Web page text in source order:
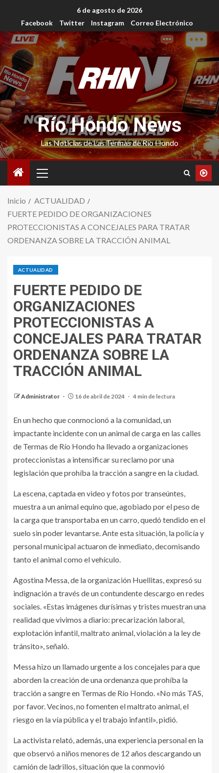
6 de agosto de 2026
Facebook
Twitter Instagram Correo Electrónico
Río Hondo News
Las Noticias de Las Termas de Río Hondo
Inicio
ACTUALIDAD
FUERTE PEDIDO DE ORGANIZACIONES
PROTECCIONISTAS A CONCEJALES PARA TRATAR
ORDENANZA SOBRE LA TRACCIÓN ANIMAL
ACTUALIDAD
FUERTE PEDIDO DE
ORGANIZACIONES
PROTECCIONISTAS A
CONCEJALES PARA TRATAR
ORDENANZA SOBRE LA
TRACCIÓN ANIMAL
Administrator 16 de abril de 2024 4 min de lectura
En un hecho que conmocionó a la comunidad, un
impactante incidente con un animal de carga en las calles
de Termas de Río Hondo ha llevado a organizaciones
proteccionistas a intensificar su reclamo por una
legislación que prohíba la tracción a sangre en la ciudad.
La escena, captada en video y fotos por transeúntes,
muestra a un animal equino que, agobiado por el peso de
la carga que transportaba en un carro, quedó tendido en el
suelo sin poder levantarse. Ante esta situación, la policía y
personal municipal actuaron de inmediato, decomisando
tanto el animal como el vehículo.
Agostina Messa, de la organización Huellitas, expresó su
indignación a través de un contundente descargo en redes
sociales. «Estas imágenes durísimas y tristes muestran una
realidad que vivimos a diario: precarización laboral,
explotación infantil, maltrato animal, violación a la ley de
tránsito», señaló.
Messa hizo un llamado urgente a los concejales para que
aborden la creación de una ordenanza que prohíba la
tracción a sangre en Termas de Río Hondo. «No más TAS,
por favor. Vecinos, no fomenten el maltrato animal, el
riesgo en la vía pública y el trabajo infantil», pidió.
La activista relató, además, una experiencia personal en la
que observó a niños menores de 12 años descargando un
camión de ladrillos, situación que la conmovió